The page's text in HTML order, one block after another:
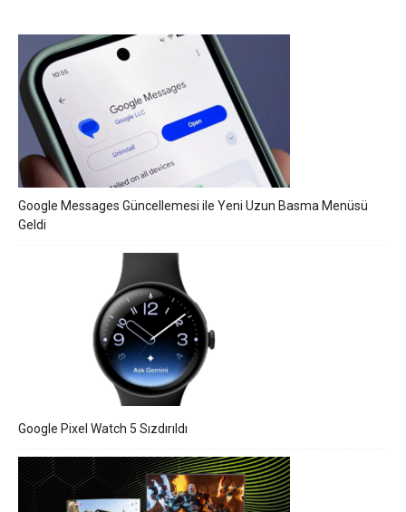
Google Messages Güncellemesi ile Yeni Uzun Basma Menüsü
Geldi
Google Pixel Watch 5 Sızdırıldı